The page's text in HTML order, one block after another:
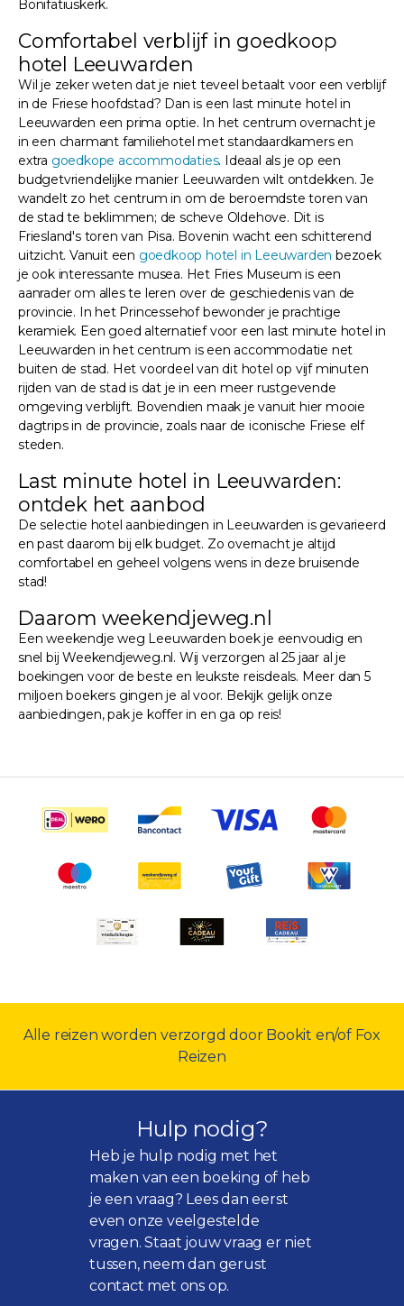
Bonifatiuskerk.
Comfortabel verblijf in goedkoop
hotel Leeuwarden
Wil je zeker weten dat je niet teveel betaalt voor een verblijf
in de Friese hoofdstad? Dan is een last minute hotel in
Leeuwarden een prima optie. In het centrum overnacht je
in een charmant familiehotel met standaardkamers en
extra goedkope accommodaties. Ideaal als je op een
budgetvriendelijke manier Leeuwarden wilt ontdekken. Je
wandelt zo het centrum in om de beroemdste toren van
de stad te beklimmen; de scheve Oldehove. Dit is
Friesland's toren van Pisa. Bovenin wacht een schitterend
uitzicht. Vanuit een goedkoop hotel in Leeuwarden bezoek
je ook interessante musea. Het Fries Museum is een
aanrader om alles te leren over de geschiedenis van de
provincie. In het Princessehof bewonder je prachtige
keramiek. Een goed alternatief voor een last minute hotel in
Leeuwarden in het centrum is een accommodatie net
buiten de stad. Het voordeel van dit hotel op vijf minuten
rijden van de stad is dat je in een meer rustgevende
omgeving verblijft. Bovendien maak je vanuit hier mooie
dagtrips in de provincie, zoals naar de iconische Friese elf
steden.
Last minute hotel in Leeuwarden:
ontdek het aanbod
De selectie hotel aanbiedingen in Leeuwarden is gevarieerd
en past daarom bij elk budget. Zo overnacht je altijd
comfortabel en geheel volgens wens in deze bruisende
stad!
Daarom weekendjeweg.nl
Een weekendje weg Leeuwarden boek je eenvoudig en
snel bij Weekendjeweg.nl. Wij verzorgen al 25 jaar al je
boekingen voor de beste en leukste reisdeals. Meer dan 5
miljoen boekers gingen je al voor. Bekijk gelijk onze
aanbiedingen, pak je koffer in en ga op reis!
Alle reizen worden verzorgd door Bookit en/of Fox
Reizen
Hulp nodig?
Heb je hulp nodig met het
maken van een boeking of heb
je een vraag? Lees dan eerst
even onzeveelgestelde
vragen. Staat jouw vraag er niet
tussen, neem dan gerust
contact met ons op.